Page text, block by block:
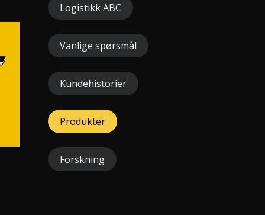
Logistikk ABC
Vanlige spørsmål
Kundehistorier
Produkter
Forskning